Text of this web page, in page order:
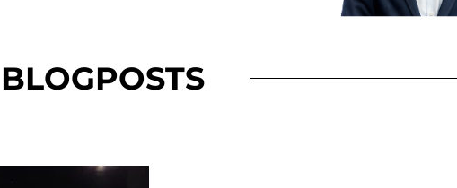
BLOGPOSTS